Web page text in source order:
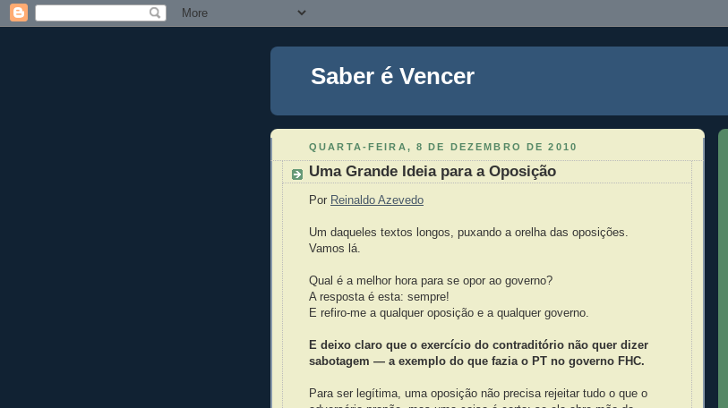
Saber é Vencer
QUARTA-FEIRA, 8 DE DEZEMBRO DE 2010
Uma Grande Ideia para a Oposição
Por Reinaldo Azevedo
Um daqueles textos longos, puxando a orelha das oposições.
Vamos lá.
Qual é a melhor hora para se opor ao governo?
A resposta é esta: sempre!
E refiro-me a qualquer oposição e a qualquer governo.
E deixo claro que o exercício do contraditório não quer dizer
sabotagem — a exemplo do que fazia o PT no governo FHC.
Para ser legítima, uma oposição não precisa rejeitar tudo o que o